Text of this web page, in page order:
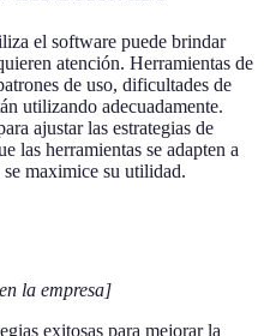
el software puede brindar
atención. Herramientas de
de uso, dificultades de
utilizando adecuadamente.
ajustar las estrategias de
las herramientas se adapten a
se maximice su utilidad.
la empresa]
exitosas para mejorar la